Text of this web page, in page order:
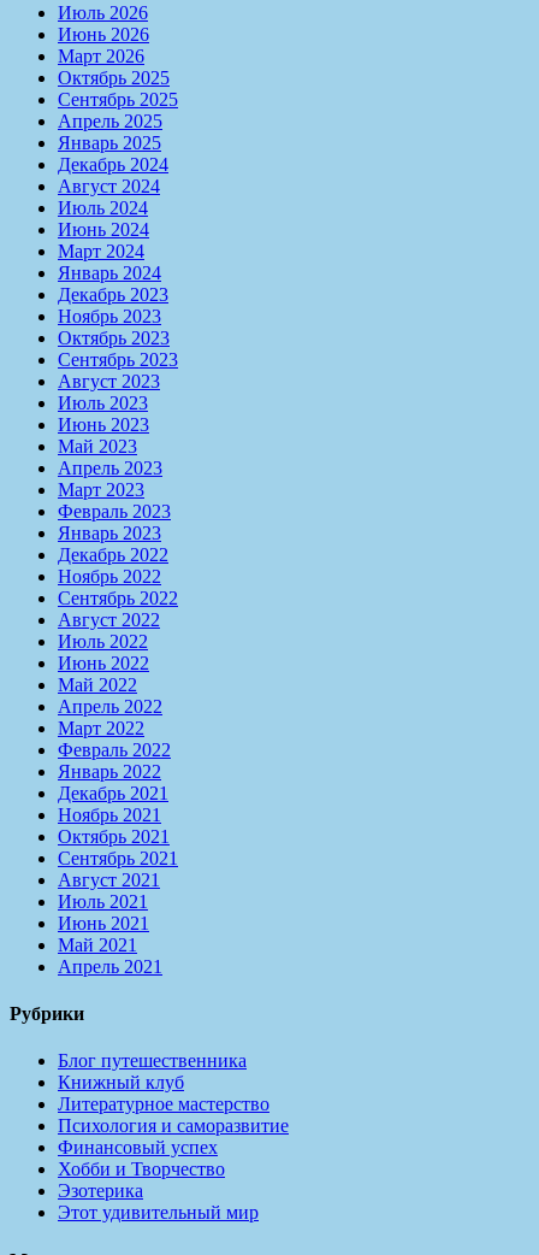
Июль 2026
Июнь 2026
Март 2026
Октябрь 2025
Сентябрь 2025
Апрель 2025
Январь 2025
Декабрь 2024
Август 2024
Июль 2024
Июнь 2024
Март 2024
Январь 2024
Декабрь 2023
Ноябрь 2023
Октябрь 2023
Сентябрь 2023
Август 2023
Июль 2023
Июнь 2023
Май 2023
Апрель 2023
Март 2023
Февраль 2023
Январь 2023
Декабрь 2022
Ноябрь 2022
Сентябрь 2022
Август 2022
Июль 2022
Июнь 2022
Май 2022
Апрель 2022
Март 2022
Февраль 2022
Январь 2022
Декабрь 2021
Ноябрь 2021
Октябрь 2021
Сентябрь 2021
Август 2021
Июль 2021
Июнь 2021
Май 2021
Апрель 2021
Рубрики
Блог путешественника
Книжный клуб
Литературное мастерство
Психология и саморазвитие
Финансовый успех
Хобби и Творчество
Эзотерика
Этот удивительный мир